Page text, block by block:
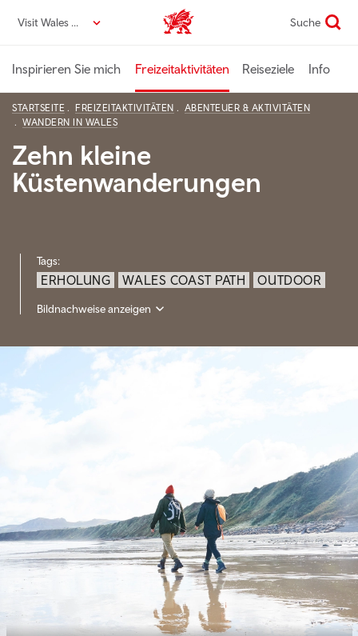
zumVisit Wales DE VisitWales home Suche
Inspirieren Sie mich Freizeitaktivitäten Reiseziele Info
STARTSEITE FREIZEITAKTIVITÄTEN
ABENTEUER & AKTIVITÄTEN
WANDERN IN WALES
Zehn kleine
Küstenwanderungen
Tags:
ERHOLUNG WALES COAST PATH OUTDOOR
Bildnachweise anzeigen